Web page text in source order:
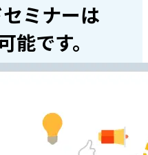
ミナーは
能です。